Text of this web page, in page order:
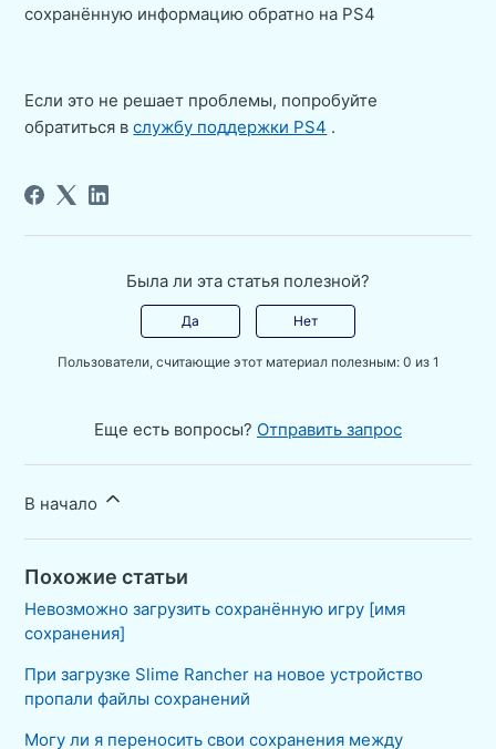
сохранённую информацию обратно на PS4
Если это не решает проблемы, попробуйте
обратиться вслужбу поддержки PS4 .
Была ли эта статья полезной?
Да Нет
Пользователи, считающие этот материал полезным: 0 из 1
Еще есть вопросы? Отправить запрос
В начало
Похожие статьи
Невозможно загрузить сохранённую игру [имя
сохранения]
При загрузке Slime Rancher на новое устройство
пропали файлы сохранений
Могу ли я переносить свои сохранения между